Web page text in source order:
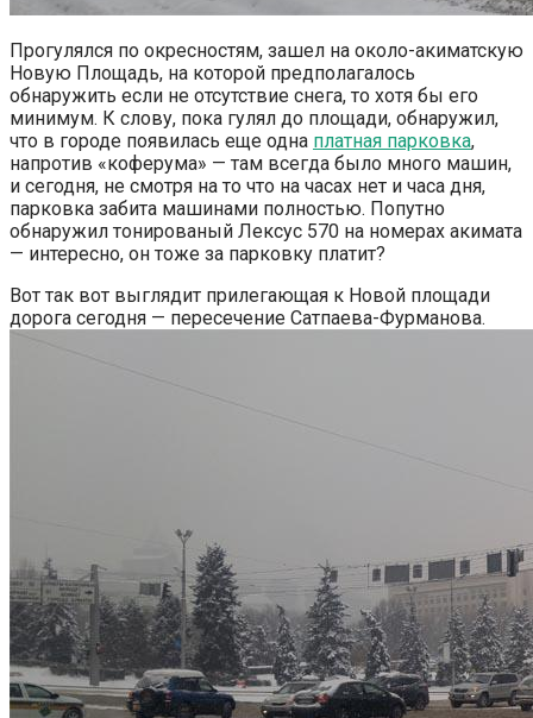
Прогулялся по окресностям, зашел на около-акиматскую
Новую Площадь, на которой предполагалось
обнаружить если не отсутствие снега, то хотя бы его
минимум. К слову, пока гулял до площади, обнаружил,
что в городе появилась еще одна платная парковка,
напротив «коферума» — там всегда было много машин,
и сегодня, не смотря на то что на часах нет и часа дня,
парковка забита машинами полностью. Попутно
обнаружил тонированый Лексус 570 на номерах акимата
— интересно, он тоже за парковку платит?
Вот так вот выглядит прилегающая к Новой площади
дорога сегодня — пересечение Сатпаева-Фурманова.